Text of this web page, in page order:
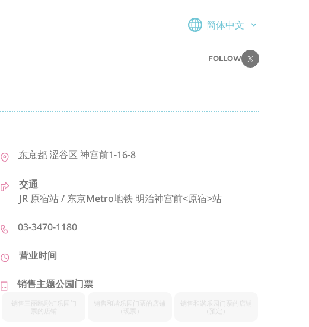
簡体中文
FOLLOW
东京都涩谷区 神宫前1-16-8
交通
JR 原宿站 / 东京Metro地铁 明治神宫前<原宿>站
03-3470-1180
营业时间
销售主题公园门票
销售三丽鸥 彩虹乐园门
票的店铺
销售和谐乐 园门票的店铺
销售和谐
乐园门票的店铺
（预定）